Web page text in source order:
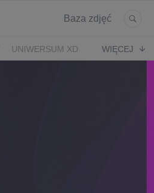
Baza zdjęć
UNIWERSUM XD
WIĘCEJ